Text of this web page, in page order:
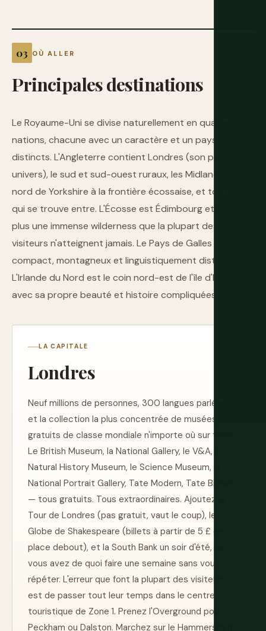
OÙ ALLER
Principalesdestinations
Le Royaume-Uni se divise naturellement en quatre
nations, chacune avec un caractère et un paysage
distincts. L'Angleterre contient Londres (son propre
univers), le sud et sud-ouest ruraux, les Midlands, le
nord de Yorkshire à la frontière écossaise, et tout ce
qui se trouve entre. L'Écosse est Édimbourg et Glasgow
plus une immense wilderness que la plupart des
visiteurs n'atteignent jamais. Le Pays de Galles est
compact, montagneux et linguistiquement distinct.
L'Irlande du Nord est le coin nord-est de l'île d'Irlande,
avec sa propre beauté et histoire compliquées.
LA CAPITALE
Londres
Neuf millions de personnes, 300 langues parlées,
et la collection la plus concentrée de musées
gratuits de classe mondiale n'importe où sur terre.
Le British Museum, la National Gallery, le V&A, le
Natural History Museum, le Science Museum, la
National Portrait Gallery, Tate Modern, Tate Britain
— tous gratuits. Tous extraordinaires. Ajoutez la
Tour de Londres (pas gratuit, vaut le coup), le
Globe de Shakespeare (billets à partir de 5 £ en
place debout), et la South Bank un soir d'été, et
vous avez de quoi faire une semaine sans vous
répéter. L'erreur que font la plupart des visiteurs
est de passer tout leur temps dans le centre
touristique de Zone 1. Prenez l'Overground pour
Peckham ou Dalston. Marchez sur le Hammersmith